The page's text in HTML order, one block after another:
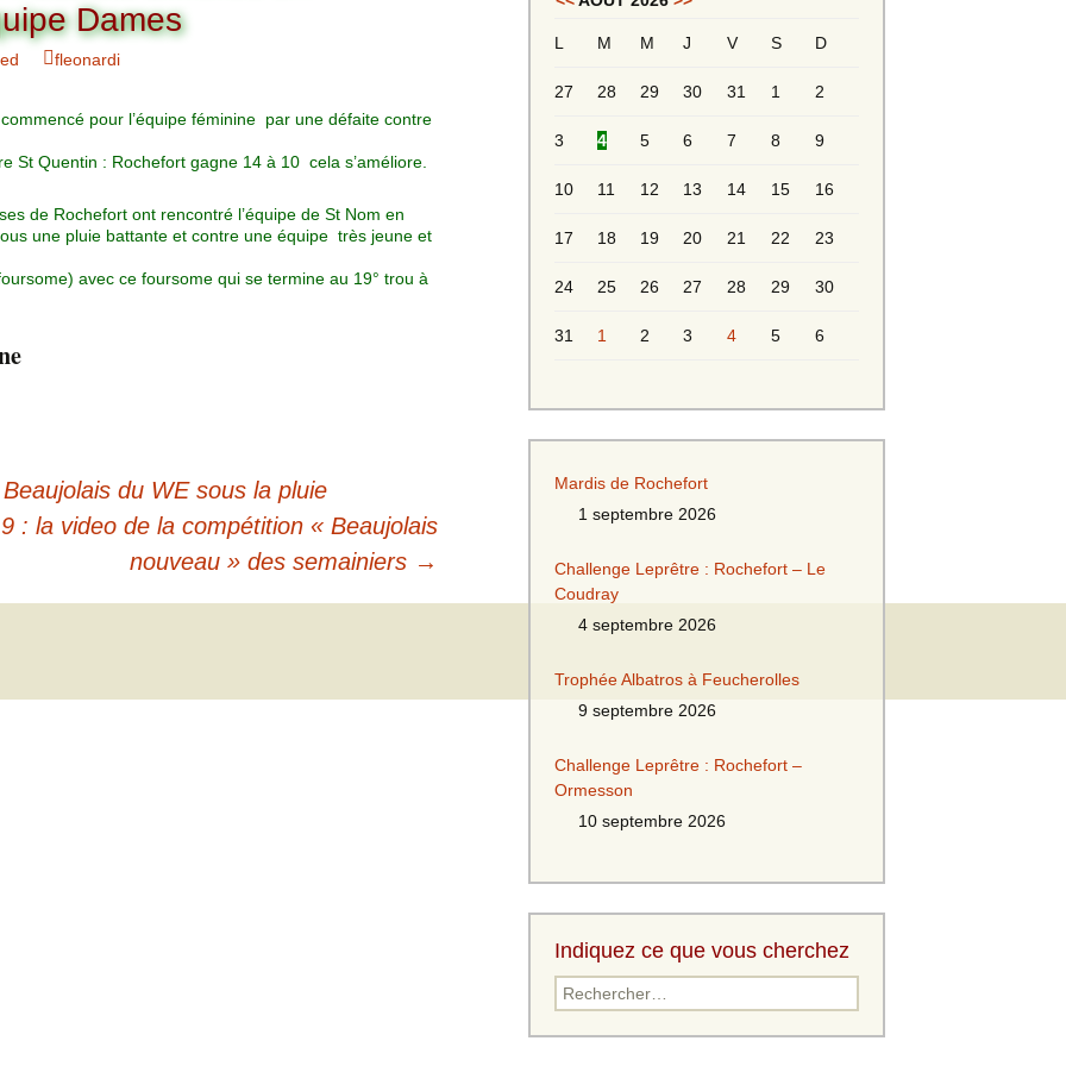
Charte pour les joueurs
des équipes
Coupe de Paris Dames
Championnat interclubs
Coupe de Paris Senior
Messieurs
Equipe Senior 2
Messieurs
Equipe Senior 3
Equipe Mid-Amateurs
Messieurs 2ème série
Messieurs Golden
Dames
fleonardi
pour l’équipe féminine par une défaite contre
St Quentin : Rochefort gagne 14 à 10 cela s’améliore.
de Rochefort ont rencontré l’équipe de St Nom en
une pluie battante et contre une équipe très jeune et
avec ce foursome qui se termine au 19° trou à
du WE sous la pluie
: la video de la compétition « Beaujolais
nouveau » des semainiers →
L M M J V S D
27 28 29 30 31 1 2
3 4 5 6 7 8 9
10 11 12 13 14 15 16
17 18 19 20 21 22 23
24 25 26 27 28 29 30
31 1 2 3 4 5 6
Mardis de Rochefort
1 septembre 2026
Challenge Leprêtre : Rochefort – Le
Coudray
4 septembre 2026
Trophée Albatros à Feucherolles
9 septembre 2026
Challenge Leprêtre : Rochefort –
Ormesson
10 septembre 2026
Indiquez ce que vous cherchez